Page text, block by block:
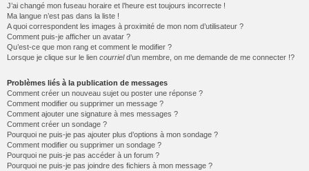
J’ai changé mon fuseau horaire et l’heure est toujours incorrecte !
Ma langue n’est pas dans la liste !
A quoi correspondent les images à proximité de mon nom d’utilisateur ?
Comment puis-je afficher un avatar ?
Qu’est-ce que mon rang et comment le modifier ?
Lorsque je clique sur le lien courrield’un membre, on me demande de me connecter !?
Problèmes liés à la publication de messages
Comment créer un nouveau sujet ou poster une réponse ?
Comment modifier ou supprimer un message ?
Comment ajouter une signature à mes messages ?
Comment créer un sondage ?
Pourquoi ne puis-je pas ajouter plus d’options à mon sondage ?
Comment modifier ou supprimer un sondage ?
Pourquoi ne puis-je pas accéder à un forum ?
Pourquoi ne puis-je pas joindre des fichiers à mon message ?